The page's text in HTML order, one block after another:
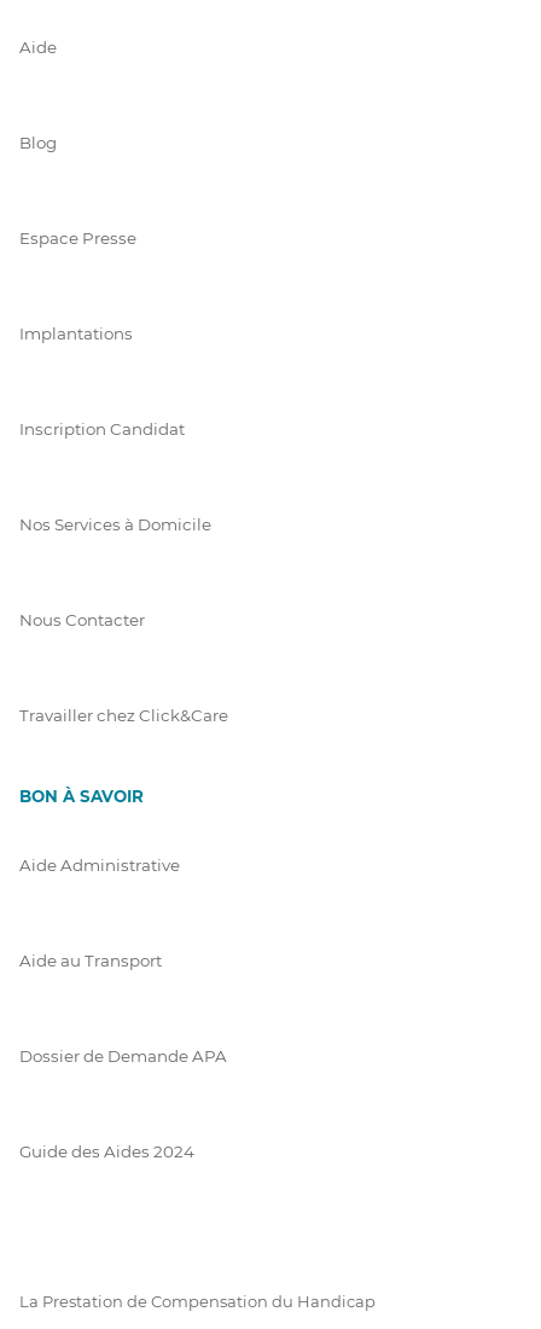
Aide
Blog
Espace Presse
Implantations
Inscription Candidat
Nos Services à Domicile
Nous Contacter
Travailler chez Click&Care
BON À SAVOIR
Aide Administrative
Aide au Transport
Dossier de Demande APA
Guide des Aides 2024
La Prestation de Compensation du Handicap